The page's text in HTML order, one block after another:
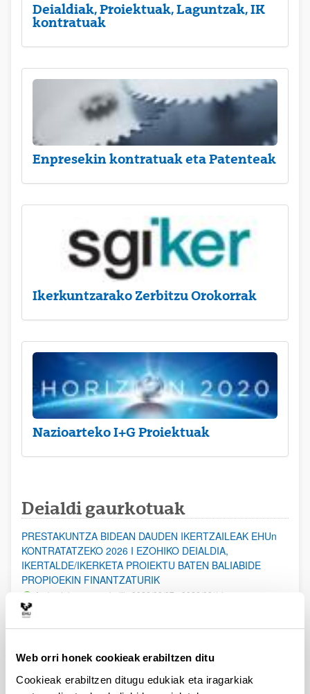
Web orri honek cookieak erabiltzen ditu
Cookieak erabiltzen ditugu edukiak eta iragarkiak
Deialdiak, Proiektuak, Laguntzak, IK
kontratuak
Enpresekin kontratuak eta Patenteak
Ikerkuntzarako Zerbitzu Orokorrak
Nazioarteko I+G Proiektuak
Deialdi gaurkotuak
PRESTAKUNTZA BIDEAN DAUDEN IKERTZAILEAK EHUn
KONTRATATZEKO 2026 I EZOHIKO DEIALDIA,
IKERTALDE/IKERKETA PROIEKTU BATEN BALIABIDE
PROPIOEKIN FINANTZATURIK
Aurkezteko epea zabalik: 2026/08/07 - 2026/08/14
erosi eta berritzeko laguntzak 2026
Izapide irekia